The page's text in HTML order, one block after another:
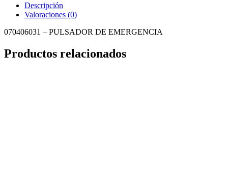
Descripción
Valoraciones (0)
070406031 – PULSADOR DE EMERGENCIA
Productos relacionados